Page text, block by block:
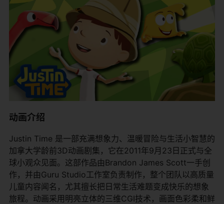
动画介绍
Justin Time 是一部充满想象力、温暖冒险与生活小智慧的
加拿大学龄前3D动画剧集，它在2011年9月23日正式与全
球小观众见面。这部作品由Brandon James Scott一手创
作，并由Guru Studio工作室负责制作，整个团队以高质量
儿童内容闻名，尤其擅长把日常生活难题变成快乐的想象
旅程。动画采用明亮立体的三维CGI技术，画面色彩柔和鲜